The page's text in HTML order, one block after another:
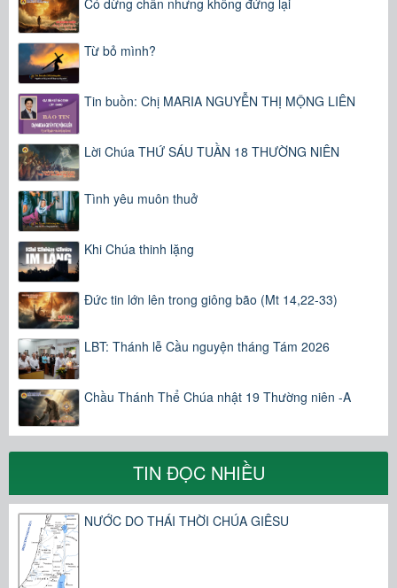
Từ bỏ mình?
Tin buồn: Chị MARIA NGUYỄN THỊ MỘNG LIÊN
Lời Chúa THỨ SÁU TUẦN 18 THƯỜNG NIÊN
Tình yêu muôn thuở
Khi Chúa thinh lặng
Đức tin lớn lên trong giông bão (Mt 14,22-33)
LBT: Thánh lễ Cầu nguyện tháng Tám 2026
Chầu Thánh Thể Chúa nhật 19 Thường niên -A
TIN ĐỌC NHIỀU
NƯỚC DO THÁI THỜI CHÚA GIÊSU